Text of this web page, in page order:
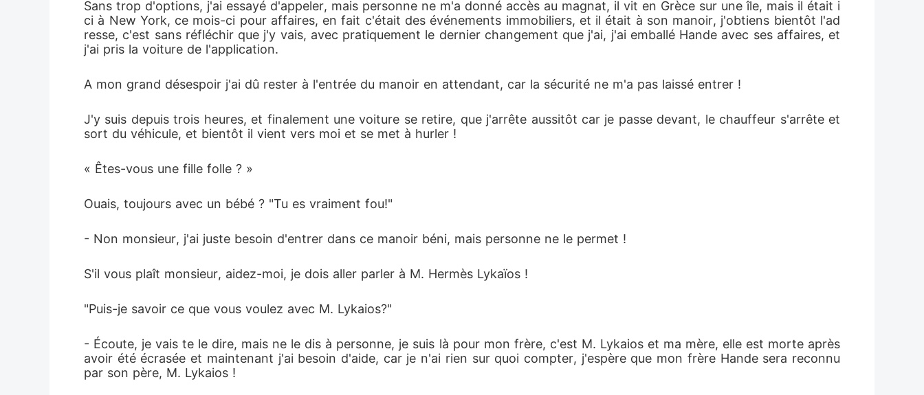
Sans trop d'options, j'ai essayé d'appeler, mais personne ne m'a donné accès au magnat, il vit en Grèce sur une île, mais il était i
ci à New York, ce mois-ci pour affaires, en fait c'était des événements immobiliers, et il était à son manoir, j'obtiens bientôt l'ad
resse, c'est sans réfléchir que j'y vais, avec pratiquement le dernier changement que j'ai, j'ai emballé Hande avec ses affaires, et
j'ai pris la voiture de l'application.
A mon grand désespoir j'ai dû rester à l'entrée du manoir en attendant, car la sécurité ne m'a pas laissé entrer !
J'y suis depuis trois heures, et finalement une voiture se retire, que j'arrête aussitôt car je passe devant, le chauffeur s'arrête et
sort du véhicule, et bientôt il vient vers moi et se met à hurler !
« Êtes-vous une fille folle ? »
Ouais, toujours avec un bébé ? "Tu es vraiment fou!"
- Non monsieur, j'ai juste besoin d'entrer dans ce manoir béni, mais personne ne le permet !
S'il vous plaît monsieur, aidez-moi, je dois aller parler à M. Hermès Lykaïos !
"Puis-je savoir ce que vous voulez avec M. Lykaios?"
- Écoute, je vais te le dire, mais ne le dis à personne, je suis là pour mon frère, c'est M. Lykaios et ma mère, elle est morte après
avoir été écrasée et maintenant j'ai besoin d'aide, car je n'ai rien sur quoi compter, j'espère que mon frère Hande sera reconnu
par son père, M. Lykaios !